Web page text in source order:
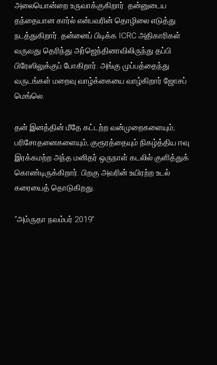
அலையொன்றை உருவாக்குகிறார். தன்னுடைய
தந்தையான கார்ல் என்பவரின் தொழிலை எடுத்து
நடத்துகிறார். தன்னைப் பிடிக்க ICRC அதிகாரிகள்
வருவது தெரிந்து அர்ஜெந்தினாவிலிருந்து தப்பி
பிரேஸிலுக்குப் போகிறார். அங்கு முப்பத்தைந்து
வருடங்கள் மறைவு வாழ்க்கையை வாழ்கிறார் ஜோசப்
மெங்லெ.
தன் இனத்தின் மீதே கட்டற்ற வன்முறைகளையும்,
பரிசோதனைகளையும், குரூரத்தையும் நிகழ்த்திய ஈவு
இரக்கமற்ற அந்த மனிதர் ஒருநாள் கடலில் குளித்துக்
கொண்டிருக்கிறார். பிறகு அவரின் உயிரற்ற உடல்
கரையைத் தொடுகிறது.
“அம்ருதா நவம்பர் 2019”